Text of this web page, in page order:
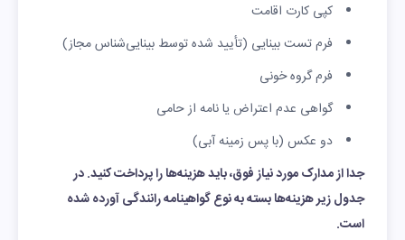
کپی کارت اقامت
فرم تست بینایی (تأیید شده توسط بینایی‌شناس مجاز)
فرم گروه خونی
گواهی عدم اعتراض یا نامه از حامی
دو عکس (با پس زمینه آبی)
جدا از مدارک مورد نیاز فوق، باید هزینه‌ها را پرداخت کنید. در
جدول زیر هزینه‌ها بسته به نوع گواهینامه رانندگی آورده شده
است.